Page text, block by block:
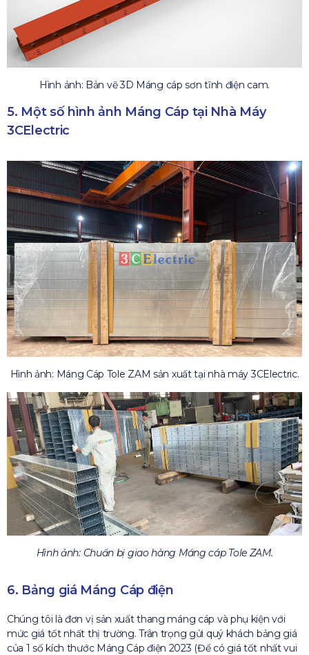
Hình ảnh: Bản vẽ 3D Máng cáp sơn tĩnh điện cam.
5. Một số hình ảnh Máng Cáp tại Nhà Máy
3CElectric
Hình ảnh: Máng Cáp Tole ZAM sản xuất tại nhà máy 3CElectric.
Hình ảnh: Chuẩn bị giao hàng Máng cáp Tole ZAM.
6. Bảng giá Máng Cáp điện
Chúng tôi là đơn vị sản xuất thang máng cáp và phụ kiện với
mức giá tốt nhất thị trường. Trân trọng gửi quý khách bảng giá
của 1 số kích thước Máng Cáp điện 2023 (Để có giá tốt nhất vui